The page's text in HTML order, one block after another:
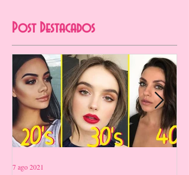
Post Destacados
7 ago 2021